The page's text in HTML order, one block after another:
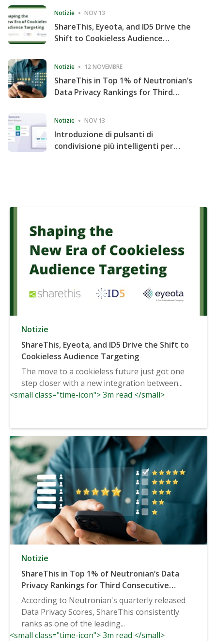
Notizie NOV 13
ShareThis, Eyeota, and ID5 Drive the
Shift to Cookieless Audience
Notizie 12 NOVEMBRE
ShareThis in Top 1% of Neutronian’s
Data Privacy Rankings for Third
Notizie NOV 13
Introduzione di pulsanti di
condivisione più intelligenti per
Notizie
ShareThis, Eyeota, and ID5 Drive the Shift to
Cookieless Audience Targeting
The move to a cookieless future just got one
step closer with a new integration between...
<small class="time-icon"> 3m read </small>
Notizie
ShareThis in Top 1% of Neutronian’s Data
Privacy Rankings for Third Consecutive
Quarter
According to Neutronian's quarterly released
Data Privacy Scores, ShareThis consistently
ranks as one of the leading...
<small class="time-icon"> 3m read </small>